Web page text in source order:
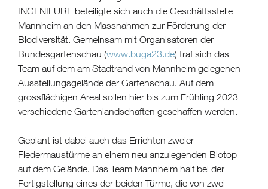
INGENIEURE beteiligte sich auch die Geschäftsstelle
Mannheim an den Massnahmen zur Förderung der
Biodiversität. Gemeinsam mit Organisatoren der
Bundesgartenschau (www.buga23.de) traf sich das
Team auf dem am Stadtrand von Mannheim gelegenen
Ausstellungsgelände der Gartenschau. Auf dem
grossflächigen Areal sollen hier bis zum Frühling 2023
verschiedene Gartenlandschaften geschaffen werden.
Geplant ist dabei auch das Errichten zweier
Fledermaustürme an einem neu anzulegenden Biotop
auf dem Gelände. Das Team Mannheim half bei der
Fertigstellung eines der beiden Türme, die von zwei